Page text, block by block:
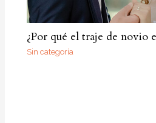
¿Por qué el traje de novio
Sin categoría